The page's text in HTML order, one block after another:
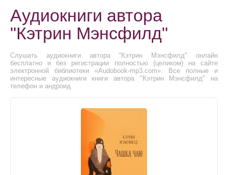
Аудиокниги автора
"Кэтрин Мэнсфилд"
Слушать аудиокниги автора "Кэтрин Мэнсфилд" онлайн
бесплатно и без регистрации полностью (целиком) на сайте
электронной библиотеки «Audobook-mp3.com». Все полные и
интересные аудиокниги книги автора "Кэтрин Мэнсфилд" на
телефон и андроид.